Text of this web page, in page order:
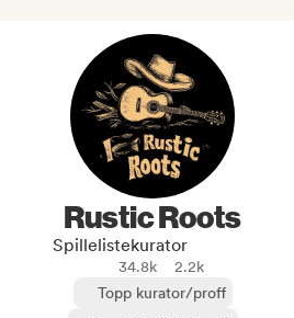
Rustic Roots
Spillelistekurator
34.8k
2.2k
Topp kurator/proff